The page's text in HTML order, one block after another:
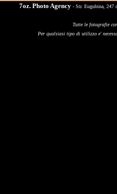
7oz. Photo Agency - Str. Eugubina, 247
Tutte le fotografie
Per qualsiasi tipo di utilizzo e'